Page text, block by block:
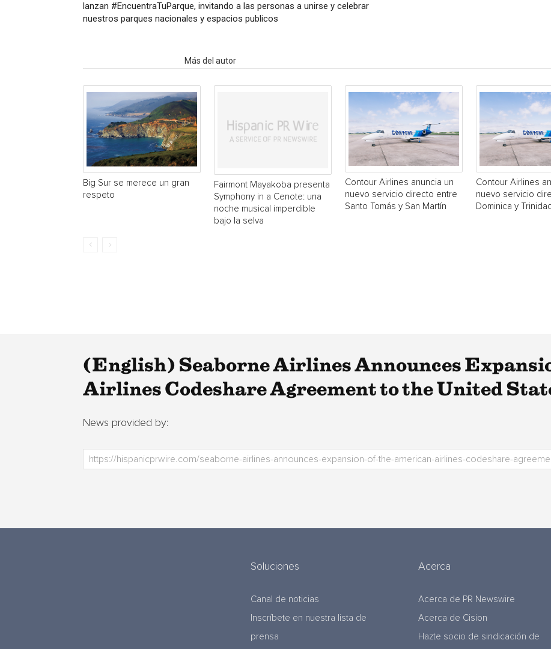
lanzan #EncuentraTuParque, invitando a las personas a unirse y celebrar
nuestros parques nacionales y espacios publicos
Más del autor
Big Sur se merece un gran
respeto
Fairmont Mayakoba presenta
Symphony in a Cenote: una
noche musical imperdible
bajo la selva
Contour Airlines anuncia un
nuevo servicio directo entre
Santo Tomás y San Martín
Contour Airlines
nuevo servicio
Dominica y
(English) Seaborne Airlines Announces
Airlines Codeshare Agreement to the United
News provided by:
Soluciones
Canal de noticias
Inscríbete en nuestra lista de
prensa
Acerca
Acerca de PR Newswire
Acerca de Cision
Hazte socio de sindicación de